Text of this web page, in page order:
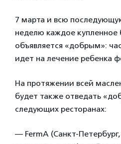
7 марта и всю
неделю каждое
объявляется «добрым»:
идет на лечение ребенка
На протяжении всей
будет также отведать
следующих ресторанах:
— FermA (Санкт-